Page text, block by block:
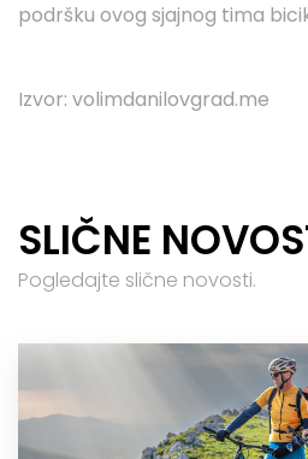
podršku ovog sjajnog tima
Izvor: volimdanilovgrad.me
SLIČNE
Pogledajte slične novosti.